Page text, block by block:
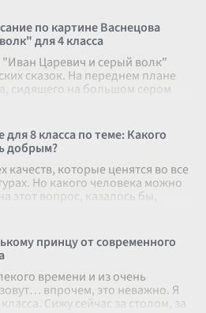
по картине Васнецова
для 4 класса
Царевич и серый волк"
сказок. На переднем плане
сидящего на большом сером
8 класса по теме: Какого
добрым?
качеств, которые ценятся во все
Но какого человека можно
этот вопрос, казалось бы,
принцу от современного
времени и из очень
впрочем, это неважно. Я
Сижу сейчас за столом, за